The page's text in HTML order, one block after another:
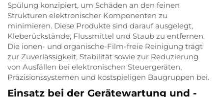
Spülung konzipiert, um Schäden an den feinen
Strukturen elektronischer Komponenten zu
minimieren. Diese Produkte sind darauf ausgelegt,
Kleberückstände, Flussmittel und Staub zu entfernen.
Die ionen- und organische-Film-freie Reinigung trägt
zur Zuverlässigkeit, Stabilität sowie zur Reduzierung
von Ausfällen bei elektronischen Steuergeräten,
Präzisionssystemen und kostspieligen Baugruppen bei.
Einsatz bei der Gerätewartung und -